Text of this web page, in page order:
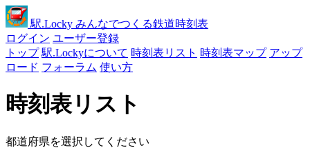
駅.Locky みんなでつくる鉄道時刻表
ログイン ユーザー登録
トップ 駅.Lockyについて 時刻表リスト 時刻表マップ アップ
ロード フォーラム 使い方
時刻表リスト
都道府県を選択してください